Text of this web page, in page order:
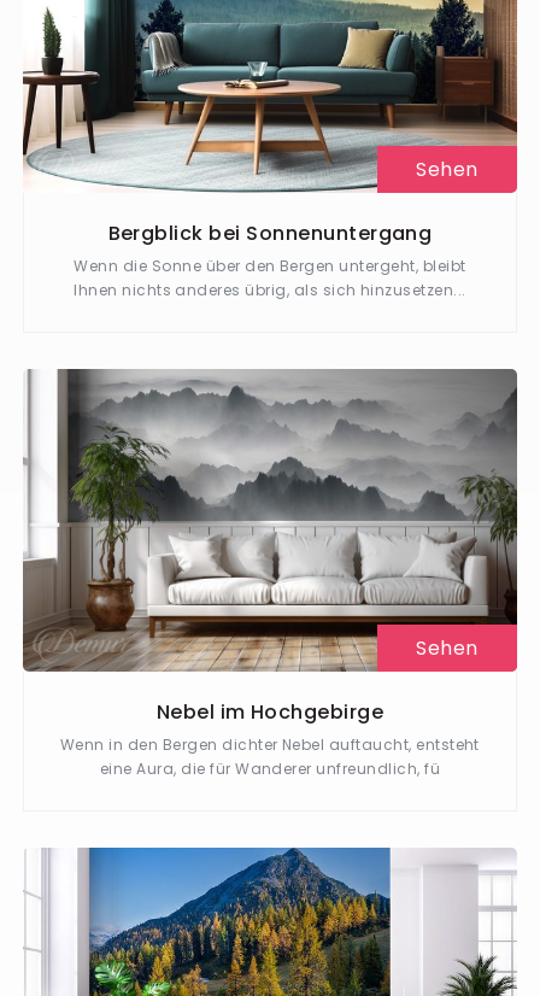
Sehen
Bergblick bei Sonnenuntergang
Wenn die Sonne über den Bergen untergeht, bleibt
Ihnen nichts anderes übrig, als sich hinzusetzen...
Sehen
Nebel im Hochgebirge
Wenn in den Bergen dichter Nebel auftaucht, entsteht
eine Aura, die für Wanderer unfreundlich, fü